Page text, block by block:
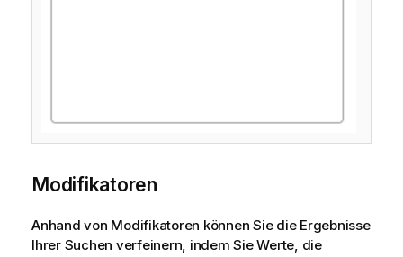
Modifikatoren
Anhand von Modifikatoren können Sie die Ergebnisse
Ihrer Suchen verfeinern, indem Sie Werte, die